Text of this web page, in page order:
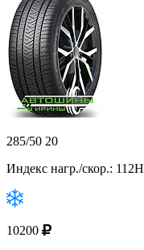
285/50 20
Индекс нагр./скор.: 112H
10200